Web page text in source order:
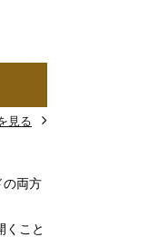
見る
の両方
くこと